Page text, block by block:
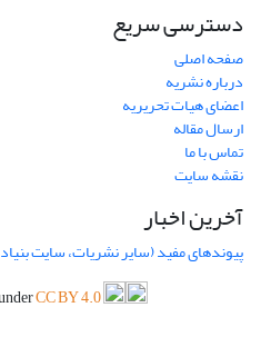
دسترسی سریع
صفحه اصلی
درباره نشریه
اعضای هیات تحریریه
ارسال مقاله
تماس با ما
نقشه سایت
آخرین اخبار
پیوندهای مفید (سایر نشریات، سایت
CC BY 4.0